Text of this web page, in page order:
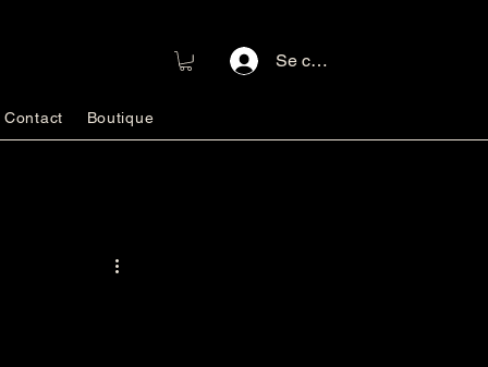
Se connecter
Contact Boutique